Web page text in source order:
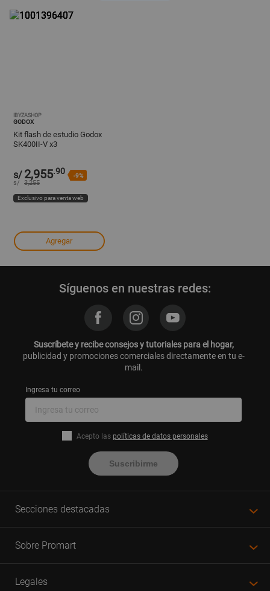
IBYZASHOP
GODOX
Kit flash de estudio Godox
SK400II-V x3
s/ 2,955.90 -9%
s/ 3,255
Exclusivo para venta web
Agregar
Síguenos en nuestras redes:
Suscríbete y recibe consejos y tutoriales para el hogar,
publicidad y promociones comerciales directamente en tu e-
mail.
Ingresa tu correo
Acepto las políticas de datos personales
Suscribirme
Secciones destacadas
Sobre Promart
Legales